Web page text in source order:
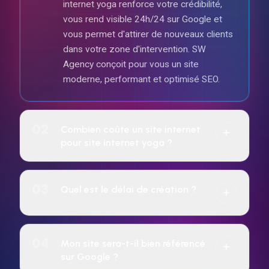
internet yoga renforce votre crédibilité,
vous rend visible 24h/24 sur Google et
vous permet d'attirer de nouveaux clients
dans votre zone d'intervention. SW
Agency conçoit pour vous un site
moderne, performant et optimisé SEO.
Le tarif dépend de la complexité du projet
ou un abonnement mensuel sur 24 mois
7 jours pour tous les sites web.